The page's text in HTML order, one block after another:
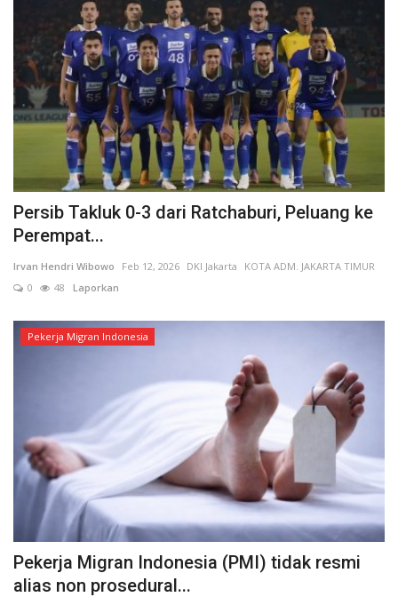
Persib Takluk 0-3 dari Ratchaburi, Peluang ke
Perempat...
Irvan Hendri Wibowo Feb 12, 2026 DKI Jakarta
KOTA ADM. JAKARTA TIMUR
0
48 Laporkan
Pekerja Migran Indonesia
Pekerja Migran Indonesia (PMI) tidak resmi
alias non prosedural...